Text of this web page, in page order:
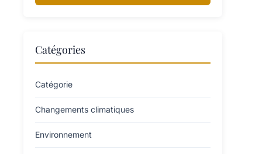
Catégories
Catégorie
Changements climatiques
Environnement